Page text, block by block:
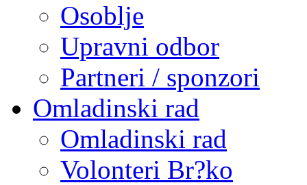
Osoblje
Upravni odbor
Partneri / sponzori
Omladinski rad
Omladinski rad
Volonteri Br?ko